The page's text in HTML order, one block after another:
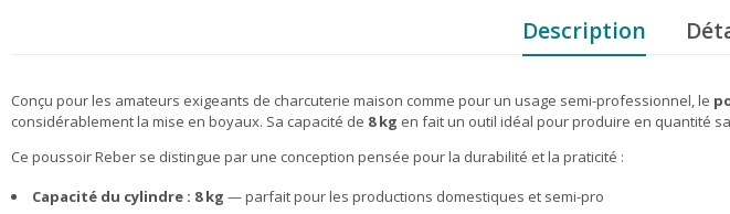
Description
Conçu pour les amateurs exigeants de charcuterie maison comme pour un usage semi-professionnel, le
considérablement la mise en boyaux. Sa capacité de 8 kg en fait un outil idéal pour produire en quantité
Ce poussoir Reber se distingue par une conception pensée pour la durabilité et la praticité :
Capacité du cylindre : 8 kg — parfait pour les productions domestiques et semi-pro